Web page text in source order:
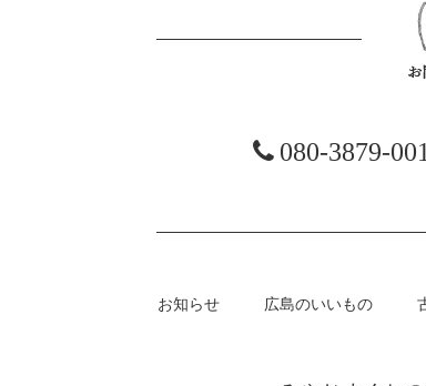
080-3879-
お知らせ 広島のいいもの